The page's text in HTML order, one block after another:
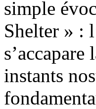
simple
Shelter » :
instants